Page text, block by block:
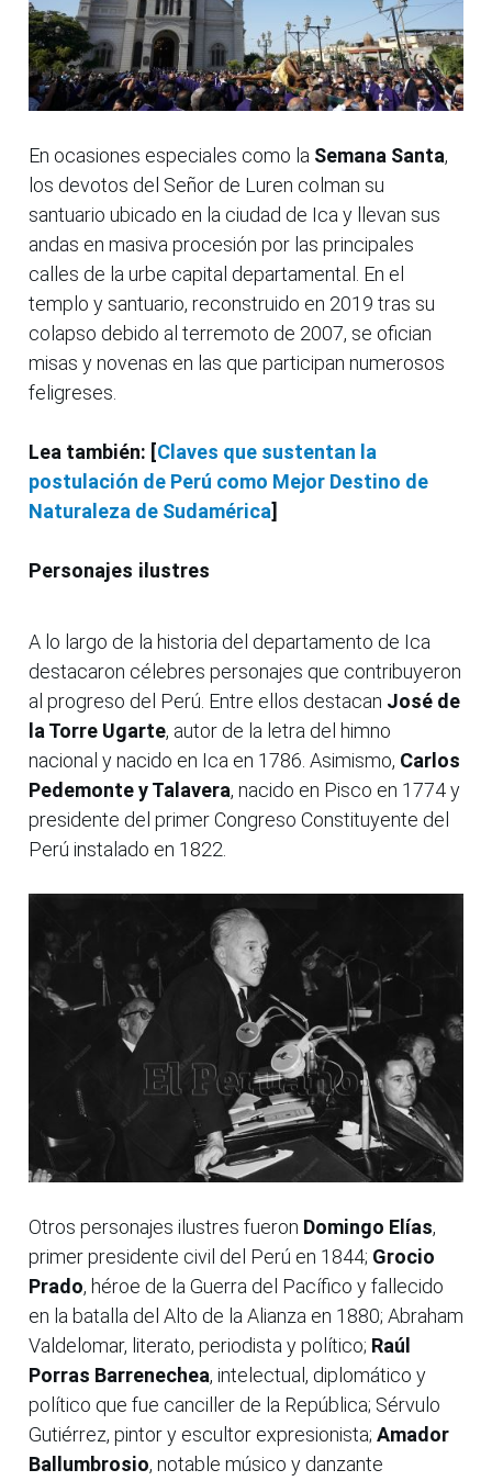
En ocasiones especiales como la Semana Santa,
los devotos del Señor de Luren colman su
santuario ubicado en la ciudad de Ica y llevan sus
andas en masiva procesión por las principales
calles de la urbe capital departamental. En el
templo y santuario, reconstruido en 2019 tras su
colapso debido al terremoto de 2007, se ofician
misas y novenas en las que participan numerosos
feligreses.
Lea también: [Claves que sustentan la
postulación de Perú como Mejor Destino de
Naturaleza de Sudamérica]
Personajes ilustres
A lo largo de la historia del departamento de Ica
destacaron célebres personajes que contribuyeron
al progreso del Perú. Entre ellos destacan José de
la Torre Ugarte, autor de la letra del himno
nacional y nacido en Ica en 1786. Asimismo, Carlos
Pedemonte y Talavera, nacido en Pisco en 1774 y
presidente del primer Congreso Constituyente del
Perú instalado en 1822.
Otros personajes ilustres fueron Domingo Elías,
primer presidente civil del Perú en 1844; Grocio
Prado, héroe de la Guerra del Pacífico y fallecido
en la batalla del Alto de la Alianza en 1880; Abraham
Valdelomar, literato, periodista y político; Raúl
Porras Barrenechea, intelectual, diplomático y
político que fue canciller de la República; Sérvulo
Gutiérrez, pintor y escultor expresionista; Amador
Ballumbrosio, notable músico y danzante